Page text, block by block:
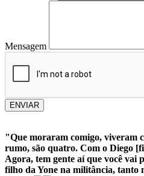
Mensagem
ENVIAR
"Que moraram comigo, viveram
rumo, são quatro. Com o Diego
Agora, tem gente aí que você vai
filho da Yone na militância, tanto